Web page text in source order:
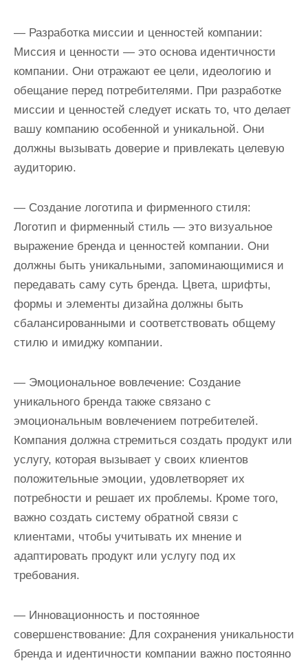
— Разработка миссии и ценностей компании:
Миссия и ценности — это основа идентичности
компании. Они отражают ее цели, идеологию и
обещание перед потребителями. При разработке
миссии и ценностей следует искать то, что делает
вашу компанию особенной и уникальной. Они
должны вызывать доверие и привлекать целевую
аудиторию.
— Создание логотипа и фирменного стиля:
Логотип и фирменный стиль — это визуальное
выражение бренда и ценностей компании. Они
должны быть уникальными, запоминающимися и
передавать саму суть бренда. Цвета, шрифты,
формы и элементы дизайна должны быть
сбалансированными и соответствовать общему
стилю и имиджу компании.
— Эмоциональное вовлечение: Создание
уникального бренда также связано с
эмоциональным вовлечением потребителей.
Компания должна стремиться создать продукт или
услугу, которая вызывает у своих клиентов
положительные эмоции, удовлетворяет их
потребности и решает их проблемы. Кроме того,
важно создать систему обратной связи с
клиентами, чтобы учитывать их мнение и
адаптировать продукт или услугу под их
требования.
— Инновационность и постоянное
совершенствование: Для сохранения уникальности
бренда и идентичности компании важно постоянно